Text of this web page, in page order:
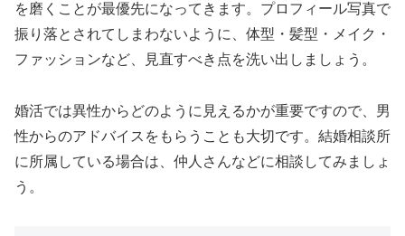
を磨くことが最優先になってきます。プロフィール写真で
振り落とされてしまわないように、体型・髪型・メイク・
ファッションなど、見直すべき点を洗い出しましょう。
婚活では異性からどのように見えるかが重要ですので、男
性からのアドバイスをもらうことも大切です。結婚相談所
に所属している場合は、仲人さんなどに相談してみましょ
う。